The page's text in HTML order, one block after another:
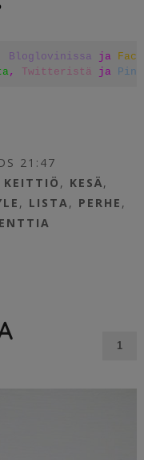
Bloglovinissa ja
, Twitteristä ja
21:47
KEITTIÖ , KESÄ,
, LISTA, PERHE ,
1